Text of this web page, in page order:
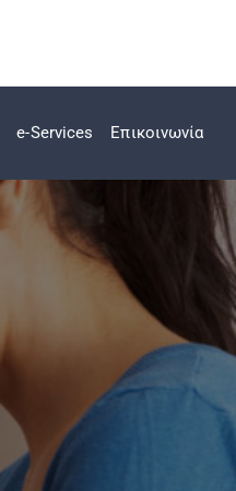
e-Services Επικοινωνία